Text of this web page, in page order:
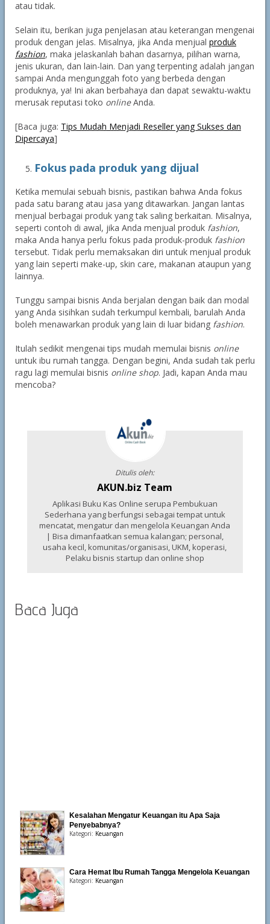
atau tidak.
Selain itu, berikan juga penjelasan atau keterangan mengenai
produk dengan jelas. Misalnya, jika Anda menjual produk
fashion, maka jelaskanlah bahan dasarnya, pilihan warna,
jenis ukuran, dan lain-lain. Dan yang terpenting adalah jangan
sampai Anda mengunggah foto yang berbeda dengan
produknya, ya! Ini akan berbahaya dan dapat sewaktu-waktu
merusak reputasi toko onlineAnda.
[Baca juga: Tips Mudah Menjadi Reseller yang Sukses dan
Dipercaya]
Fokus pada produk yang dijual
Ketika memulai sebuah bisnis, pastikan bahwa Anda fokus
pada satu barang atau jasa yang ditawarkan. Jangan lantas
menjual berbagai produk yang tak saling berkaitan. Misalnya,
seperti contoh di awal, jika Anda menjual produk fashion,
maka Anda hanya perlu fokus pada produk-produk fashion
tersebut. Tidak perlu memaksakan diri untuk menjual produk
yang lain seperti make-up, skin care, makanan ataupun yang
lainnya.
Tunggu sampai bisnis Anda berjalan dengan baik dan modal
yang Anda sisihkan sudah terkumpul kembali, barulah Anda
boleh menawarkan produk yang lain di luar bidang fashion.
Itulah sedikit mengenai tips mudah memulai bisnis online
untuk ibu rumah tangga. Dengan begini, Anda sudah tak perlu
ragu lagi memulai bisnis online shop. Jadi, kapan Anda mau
mencoba?
Ditulis oleh:
AKUN.biz Team
Aplikasi Buku Kas Online serupa Pembukuan
Sederhana yang berfungsi sebagai tempat untuk
mencatat, mengatur dan mengelola Keuangan Anda
| Bisa dimanfaatkan semua kalangan; personal,
usaha kecil, komunitas/organisasi, UKM, koperasi,
Pelaku bisnis startup dan online shop
Baca Juga
Kesalahan Mengatur Keuangan itu Apa Saja
Penyebabnya?
Kategori: Keuangan
Cara Hemat Ibu Rumah Tangga Mengelola Keuangan
Kategori: Keuangan